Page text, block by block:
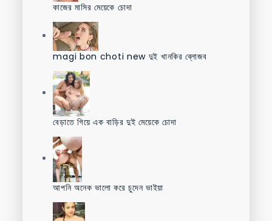
কাজের মাসির মেয়েকে চোদা
magi bon choti new দুই খানকির ব্লোজব
বেড়াতে গিয়ে এক বাড়ির দুই মেয়েকে চোদা
আপনি অনেক ভালো করে চুদেন ভাইয়া